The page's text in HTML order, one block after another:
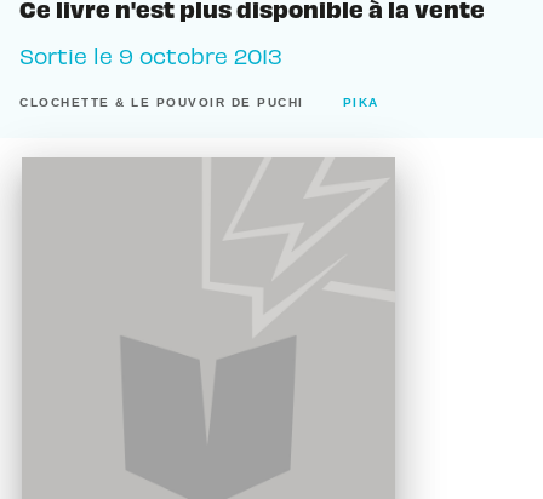
Ce livre n'est plus disponible à la vente
Sortie le 9 octobre 2013
CLOCHETTE & LE POUVOIR DE PUCHI PIKA